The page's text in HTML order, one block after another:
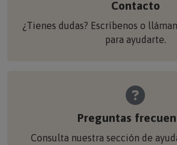
Contacto
¿Tienes dudas? Escríbenos o
para ayudarte.
Preguntas
Consulta nuestra sección de